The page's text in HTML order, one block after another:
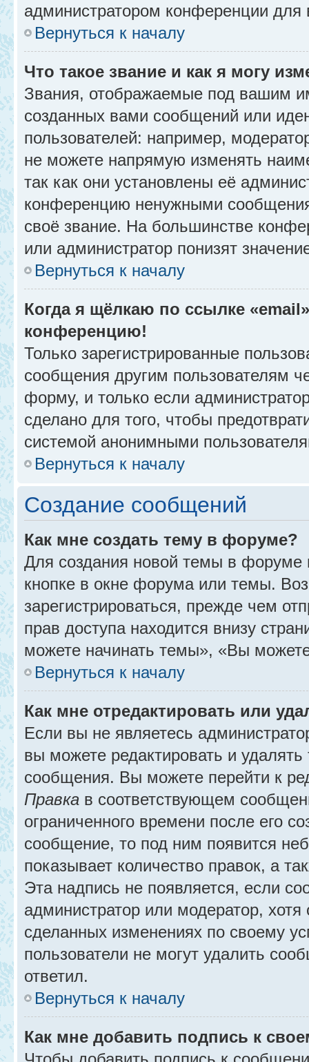
администратором конференции для
Вернуться к началу
Что такое звание и как я могу
Звания, отображаемые под вашим
созданных вами сообщений или
пользователей: например,
не можете напрямую изменять
так как они установлены её
конференцию ненужными
своё звание. На большинстве
или администратор понизят
Вернуться к началу
Когда я щёлкаю по ссылке
конференцию!
Только зарегистрированные
сообщения другим пользователям
форму, и только если
сделано для того, чтобы
системой анонимными
Вернуться к началу
Создание сообщений
Как мне создать тему в форуме?
Для создания новой темы в форуме
кнопке в окне форума или темы.
зарегистрироваться, прежде чем
прав доступа находится внизу
можете начинать темы», «Вы
Вернуться к началу
Как мне отредактировать или
Если вы не являетесь
вы можете редактировать и
сообщения. Вы можете перейти к
Правка в соответствующем
ограниченного времени после его
сообщение, то под ним появится
показывает количество правок, а
Эта надпись не появляется, если
администратор или модератор,
сделанных изменениях по своему
пользователи не могут удалить
ответил.
Вернуться к началу
Как мне добавить подпись к